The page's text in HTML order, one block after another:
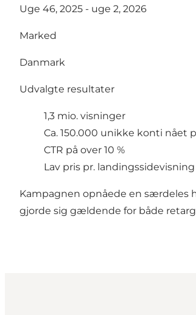
Uge 46, 2025 - uge 2, 2026
Marked
Danmark
Udvalgte resultater
1,3 mio. visninger
Ca. 150.000 unikke konti nået
CTR på over 10 %
Lav pris pr. landingssidevisning
Kampagnen opnåede en særdeles
gjorde sig gældende for både